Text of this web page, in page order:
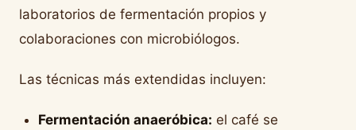
laboratorios de fermentación propios y
colaboraciones con microbiólogos.
Las técnicas más extendidas incluyen:
Fermentación anaeróbica: el café se